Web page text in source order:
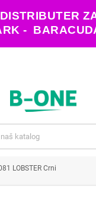
-
LOBSTER Crni